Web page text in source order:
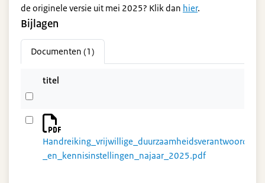
de originele versie uit mei 2025? Klik dan hier.
Bijlagen
Documenten (1)
titel
_en_kennisinstellingen_najaar_2025.pdf